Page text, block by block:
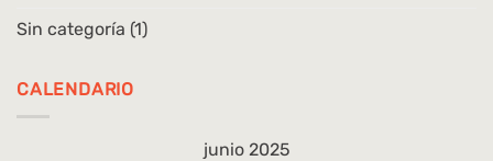
Sin categoría (1)
CALENDARIO
junio 2025